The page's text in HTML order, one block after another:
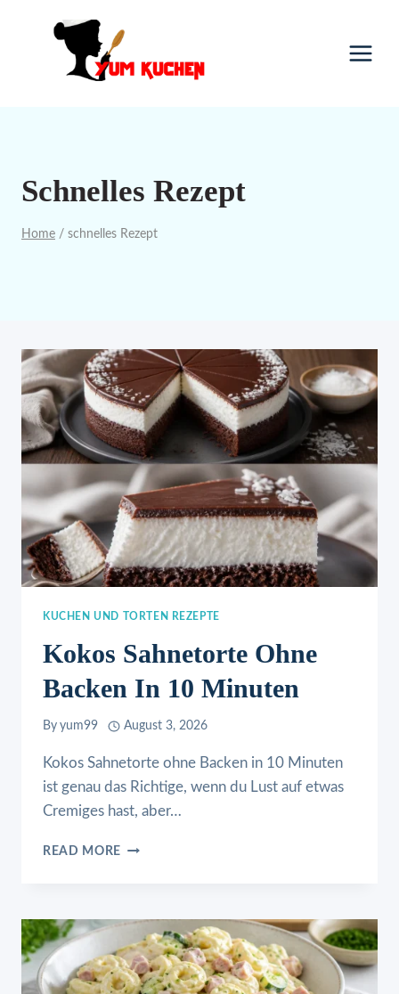
Schnelles Rezept
Home / schnelles Rezept
KUCHEN UND TORTEN REZEPTE
Kokos Sahnetorte Ohne
Backen In 10 Minuten
By yum99 August 3, 2026
Kokos Sahnetorte ohne Backen in 10 Minuten
ist genau das Richtige, wenn du Lust auf etwas
Cremiges hast, aber…
READ MORE KOKOS
IN
MINUTEN